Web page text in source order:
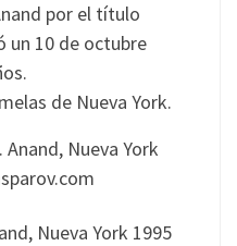
por el título
un 10 de octubre
de Nueva York.
Nueva York 1995